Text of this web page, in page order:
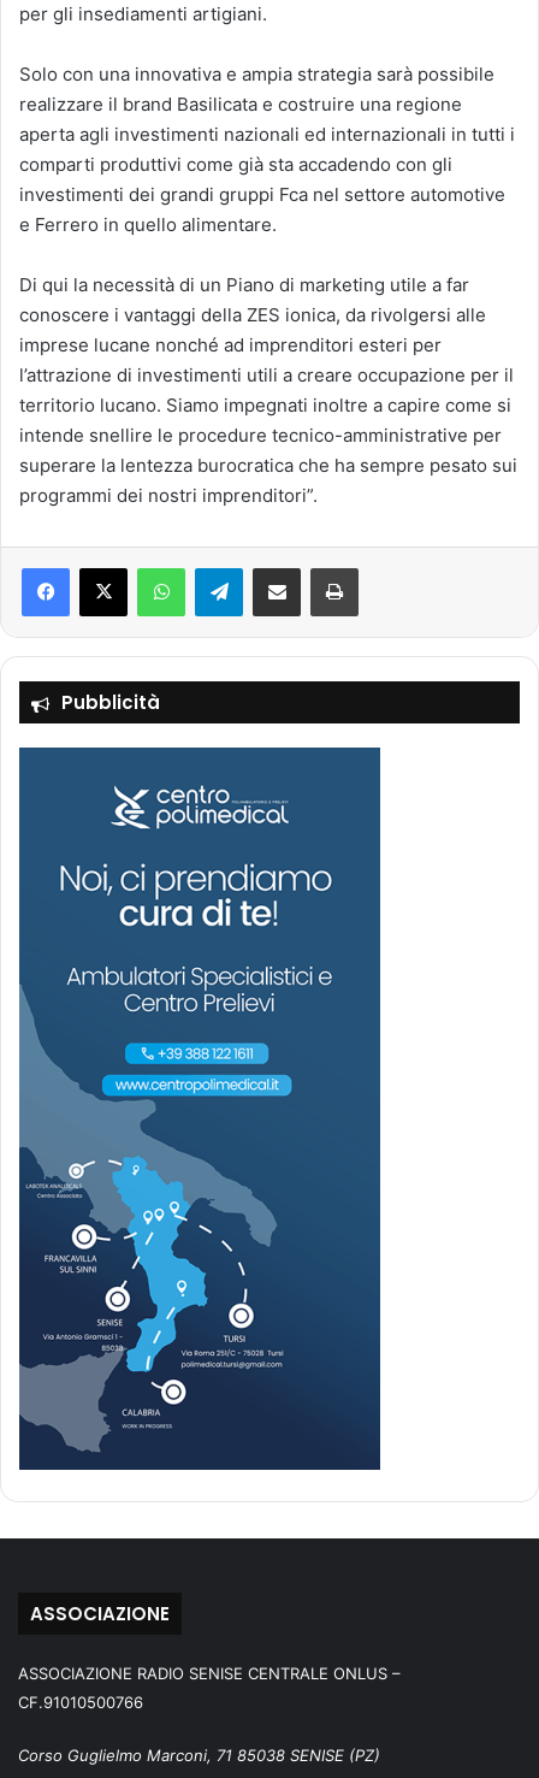
per gli insediamenti artigiani.
Solo con una innovativa e ampia strategia sarà possibile
realizzare il brand Basilicata e costruire una regione
aperta agli investimenti nazionali ed internazionali in tutti i
comparti produttivi come già sta accadendo con gli
investimenti dei grandi gruppi Fca nel settore automotive
e Ferrero in quello alimentare.
Di qui la necessità di un Piano di marketing utile a far
conoscere i vantaggi della ZES ionica, da rivolgersi alle
imprese lucane nonché ad imprenditori esteri per
l’attrazione di investimenti utili a creare occupazione per il
territorio lucano. Siamo impegnati inoltre a capire come si
intende snellire le procedure tecnico-amministrative per
superare la lentezza burocratica che ha sempre pesato sui
programmi dei nostri imprenditori”.
Telegram
Pubblicità
ASSOCIAZIONE
ASSOCIAZIONE RADIO SENISE CENTRALE ONLUS –
CF.91010500766
Corso Guglielmo Marconi, 71 85038 SENISE (PZ)